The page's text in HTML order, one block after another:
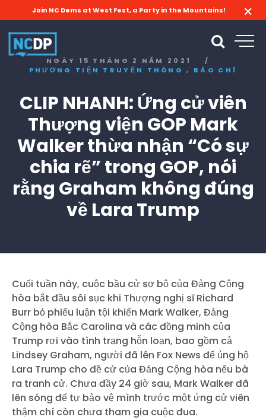
Join NC Dems at West Fest, a Party in the Mountains!
NGÀY 15 THÁNG 2 NĂM 2021
/
PHƯƠNG TIỆN TRUYỀN THÔNG , BÁO CHÍ
CLIP NHANH: Ứng cử viên
Thượng viện GOP Mark
Walker thừa nhận “Có sự
chia rẽ” trong GOP, nói
rằng Graham không đúng
về Lara Trump
Cuối tuần này, cuộc bầu cử sơ bộ của Đảng Cộng
hòa bắt đầu sôi sục khi Thượng nghị sĩ Richard
Burr bỏ phiếu luận tội khiến Mark Walker, Đảng
Cộng hòa Bắc Carolina và các đồng minh của
Trump rơi vào tình trạng hỗn loạn, bao gồm cả
Lindsey Graham, người đã lên Fox News để ủng hộ
Lara Trump cho đề cử của Đảng Cộng hòa nếu bà
ra tranh cử. Chưa đầy 24 giờ sau, Mark Walker đã
lên sóng để tự bảo vệ mình trước một ứng cử viên
thậm chí còn chưa tham gia cuộc đua.